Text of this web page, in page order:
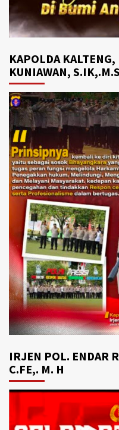
KAPOLDA
KUNIAWAN,
IRJEN POL. ENDAR
C.FE,. M. H